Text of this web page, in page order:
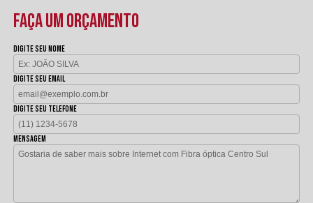
FAÇA UM ORÇAMENTO
Digite seu nome
Digite seu email
Digite seu telefone
Mensagem